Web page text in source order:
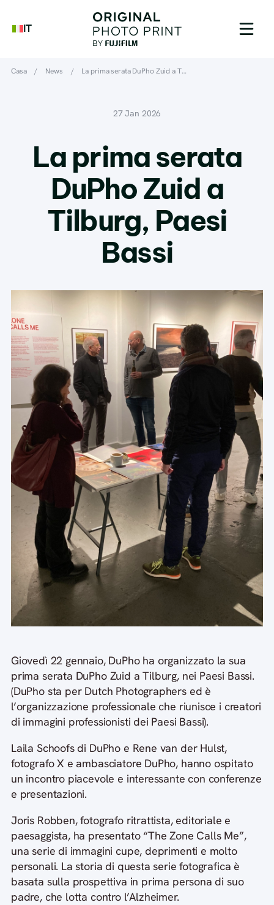
IT
Casa / News / La prima serata DuPho Zuid a T…
27 Jan 2026
La prima serata
DuPho Zuid a
Tilburg, Paesi
Bassi
Giovedì 22 gennaio, DuPho ha organizzato la sua
prima serata DuPho Zuid a Tilburg, nei Paesi Bassi.
(DuPho sta per Dutch Photographers ed è
l’organizzazione professionale che riunisce i creatori
di immagini professionisti dei Paesi Bassi).
Laila Schoofs di DuPho e Rene van der Hulst,
fotografo X e ambasciatore DuPho, hanno ospitato
un incontro piacevole e interessante con conferenze
e presentazioni.
Joris Robben, fotografo ritrattista, editoriale e
paesaggista, ha presentato “The Zone Calls Me”,
una serie di immagini cupe, deprimenti e molto
personali. La storia di questa serie fotografica è
basata sulla prospettiva in prima persona di suo
padre, che lotta contro l’Alzheimer.